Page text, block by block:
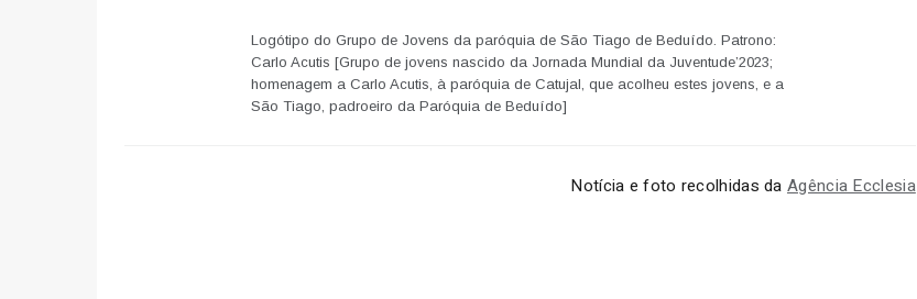
Logótipo do Grupo de Jovens da paróquia de São Tiago de Beduído. Patrono:
Carlo Acutis [Grupo de jovens nascido da Jornada Mundial da Juventude’2023;
homenagem a Carlo Acutis, à paróquia de Catujal, que acolheu estes jovens, e a
São Tiago, padroeiro da Paróquia de Beduído]
Notícia e foto recolhidas daAgência Ecclesia